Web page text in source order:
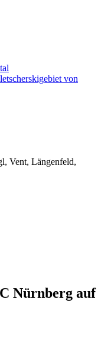
von
Vent, Längenfeld,
Nürnberg auf